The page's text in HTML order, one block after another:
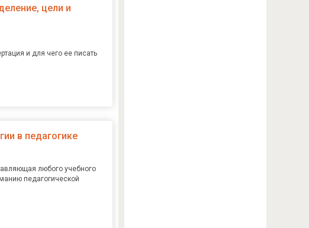
цели и
и для чего ее писать
в педагогике
любого учебного
педагогической